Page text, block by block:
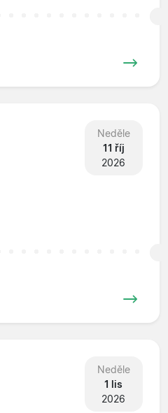
Neděle
11 říj
2026
Neděle
1 lis
2026